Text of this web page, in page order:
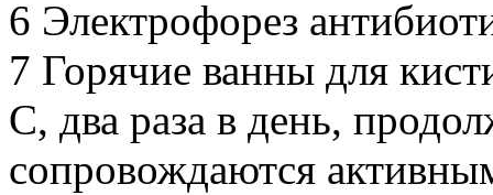
6 Электрофорез
7 Горячие ванны для
С, два раза в день,
сопровождаются